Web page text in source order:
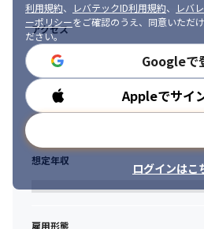
利用規約、 レバテックID利用規約、
レバ
ーポリシーをご確認のうえ、同意いただ
ださい。
Googleで
Appleでサイ
ログインはこ
アクセス
勤務時間
想定年収
雇用形態